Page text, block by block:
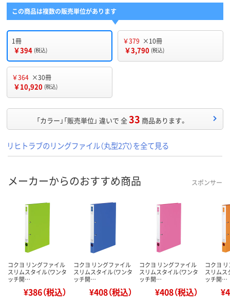
この商品は複数の販売単位があります
1冊
￥394 (税込)
￥379 ×10冊
￥3,790 (税込)
￥364 ×30冊
￥10,920 (税込)
「カラー」「販売単位」 違いで 全33 商品あります。
リヒトラブのリングファイル（丸型2穴）を全て見る
メーカーからのおすすめ商品 スポンサー
コクヨ リングファイル
スリムスタイル（ワンタ
ッチ開…
¥386（税込）
コクヨ リングファイル
スリムスタイル（ワンタ
ッチ開…
¥408（税込）
コクヨ リングファイル
スリムスタイル（ワンタ
ッチ開…
¥408（税込）
コクヨ
スリムス
ッチ開…